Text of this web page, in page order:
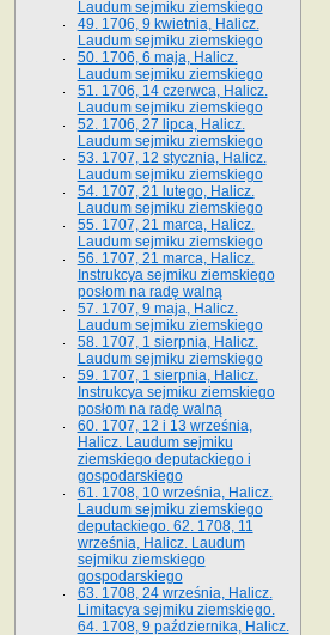
Laudum sejmiku ziemskiego
49. 1706, 9 kwietnia, Halicz.
Laudum sejmiku ziemskiego
50. 1706, 6 maja, Halicz.
Laudum sejmiku ziemskiego
51. 1706, 14 czerwca, Halicz.
Laudum sejmiku ziemskiego
52. 1706, 27 lipca, Halicz.
Laudum sejmiku ziemskiego
53. 1707, 12 stycznia, Halicz.
Laudum sejmiku ziemskiego
54. 1707, 21 lutego, Halicz.
Laudum sejmiku ziemskiego
55. 1707, 21 marca, Halicz.
Laudum sejmiku ziemskiego
56. 1707, 21 marca, Halicz.
Instrukcya sejmiku ziemskiego
posłom na radę walną
57. 1707, 9 maja, Halicz.
Laudum sejmiku ziemskiego
58. 1707, 1 sierpnia, Halicz.
Laudum sejmiku ziemskiego
59. 1707, 1 sierpnia, Halicz.
Instrukcya sejmiku ziemskiego
posłom na radę walną
60. 1707, 12 i 13 września,
Halicz. Laudum sejmiku
ziemskiego deputackiego i
gospodarskiego
61. 1708, 10 września, Halicz.
Laudum sejmiku ziemskiego
deputackiego. 62. 1708, 11
września, Halicz. Laudum
sejmiku ziemskiego
gospodarskiego
63. 1708, 24 września, Halicz.
Limitacya sejmiku ziemskiego.
64. 1708, 9 października, Halicz.